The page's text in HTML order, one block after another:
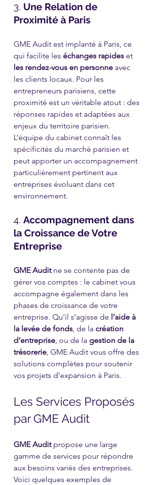
3. Une Relation de
Proximité à Paris
GME Audit est implanté à Paris, ce
qui facilite les échanges rapides et
les rendez-vous en personne avec
les clients locaux. Pour les
entrepreneurs parisiens, cette
proximité est un véritable atout : des
réponses rapides et adaptées aux
enjeux du territoire parisien.
L’équipe du cabinet connaît les
spécificités du marché parisien et
peut apporter un accompagnement
particulièrement pertinent aux
entreprises évoluant dans cet
environnement.
4. Accompagnement dans
la Croissance de Votre
Entreprise
GME Audit ne se contente pas de
gérer vos comptes : le cabinet vous
accompagne également dans les
phases de croissance de votre
entreprise. Qu’il s’agisse de l’aide à
la levée de fonds , de la création
d’entreprise , ou de la gestion de la
trésorerie , GME Audit vous offre des
solutions complètes pour soutenir
vos projets d’expansion à Paris.
Les Services Proposés
par GME Audit
GME Audit propose une large
gamme de services pour répondre
aux besoins variés des entreprises.
Voici quelques exemples de